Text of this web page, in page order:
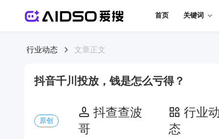
首页 关键词
行业动态 文章正文
抖音千川投放，钱是怎么亏得？
原创
抖查查波
哥
行业
态